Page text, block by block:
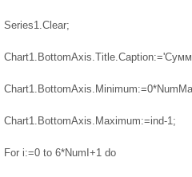
Series1.Clear;
Chart1.BottomAxis.Maximum:=ind-1;
For i:=0 to 6*NumI+1 do